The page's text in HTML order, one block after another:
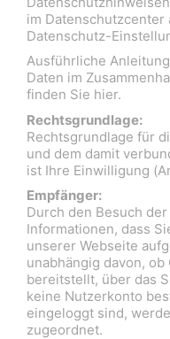
im
Datenschutz-
Ausführliche
Daten im
finden Sie hier.
Rechtsgrundlage:
Rechtsgrundlage für
und dem damit
ist Ihre Einwilligung
Empfänger:
Durch den Besuch
Informationen, dass
unserer Webseite
unabhängig davon,
bereitstellt, über das
keine Nutzerkonto
eingeloggt sind,
zugeordnet.